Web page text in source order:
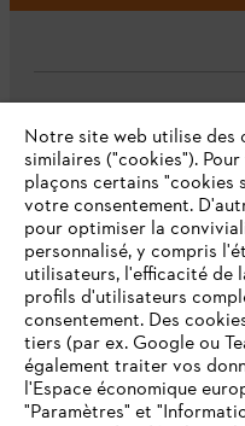
L'Entreprise
Questions fréquentes
Service
Notre site web utilise des
similaires ("cookies").
plaçons certains "cookies
votre consentement.
pour optimiser la
personnalisé, y compris
utilisateurs, l'efficacité de
profils d'utilisateurs
consentement. Des
tiers (par ex. Google ou
également traiter vos
l'Espace économique
"Paramètres" et